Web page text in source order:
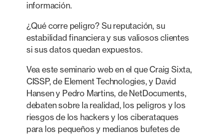
información.
¿Qué corre peligro? Su reputación, su
estabilidad financiera y sus valiosos clientes
si sus datos quedan expuestos.
Vea este seminario web en el que Craig Sixta,
CISSP, de Element Technologies, y David
Hansen y Pedro Martins, de NetDocuments,
debaten sobre la realidad, los peligros y los
riesgos de los hackers y los ciberataques
para los pequeños y medianos bufetes de